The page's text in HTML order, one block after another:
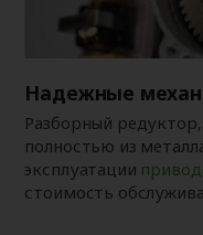
Надежные
Разборный
полностью из
эксплуатации
стоимость